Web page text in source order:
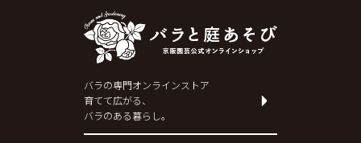
バラの専門オンラインストア
育てて広がる、
バラのある暮らし。